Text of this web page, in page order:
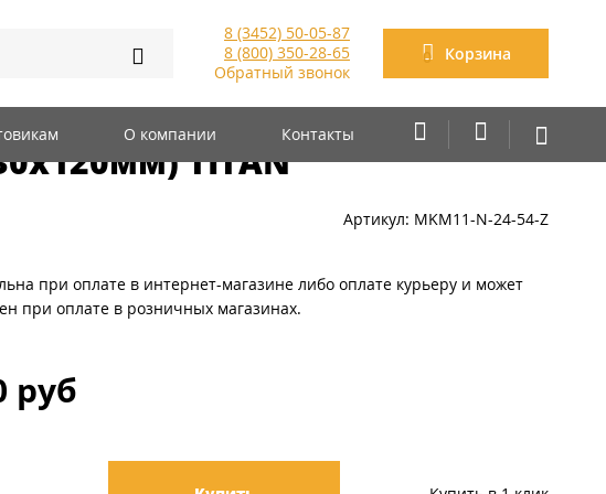
8 (3452) 50-05-87
8 (800) 350-28-65
Обратный звонок
0 Корзина
О компании Контакты
ЩРн-24з IP54 металл.
TITAN
Артикул: MKM11-N-24-54-Z
при оплате в интернет-магазине либо оплате курьеру и может
при оплате в розничных магазинах.
руб